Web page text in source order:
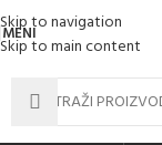
Skip to navigation
Skip to main content
MENI